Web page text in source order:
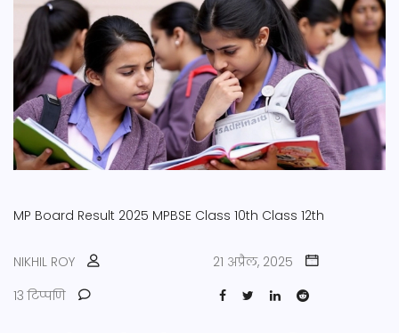
MP Board Result 2025 MPBSE Class 10th Class 12th
NIKHIL ROY
21 अप्रैल, 2025
13 टिप्पणि